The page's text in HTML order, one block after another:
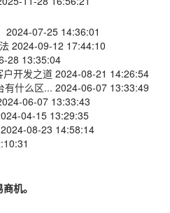
2024-07-25 14:36:01
2024-09-12 17:44:10
28 13:35:04
户开发之道 2024-08-21 14:26:54
有什么区... 2024-06-07 13:33:49
06-07 13:33:43
04-15 13:29:35
2024-08-23 14:58:14
机。